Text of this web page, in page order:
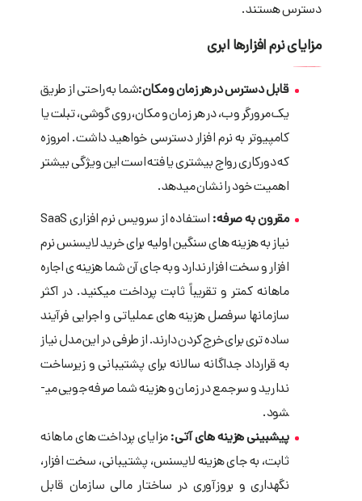
دسترس هستند.
مزایای نرم ­افزارها ابری
قابل دسترس در هر زمان و مکان:شما به راحتی از طریق
یک مرورگر وب، در هر زمان و مکان، روی گوشی، تبلت یا
کامپیوتر به نرم افزار دسترسی خواهید داشت. امروزه
که دورکاری رواج بیشتری یافته است این ویژگی بیشتر
اهمیت خود را نشان می­دهد.
مقرون به صرفه: استفاده از سرویس نرم ­افزاریSaaS
نیاز به هزینه­ های سنگین اولیه برای خرید لایسنس نرم
افزار و سخت افزار ندارد و به جای آن شما هزینه ­ی اجاره
ماهانه کمتر و تقریباً ثابت پرداخت می­کنید. در اکثر
سازمانها سرفصل هزینه­ های عملیاتی و اجرایی فرآیند
ساده­ تری برای خرج کردن دارند. از طرفی در این مدل نیاز
به قرارداد جداگانه سالانه برای پشتیبانی و زیرساخت
ندارید و سرجمع در زمان و هزینه شما صرفه­ جویی می­
شود.
پیش­بینی هزینه ­های آتی:مزایای پرداخت های ماهانه
ثابت، به جای هزینه لایسنس، پشتیبانی، سخت ­افزار،
نگهداری و بروزآوری در ساختار مالی سازمان قابل